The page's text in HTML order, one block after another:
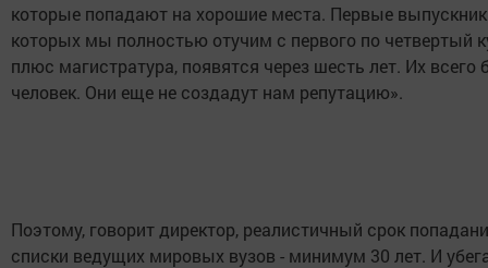
которые попадают на хорошие места. Первые
которых мы полностью отучим с первого по четвертый
плюс магистратура, появятся через шесть лет. Их всего
человек. Они еще не создадут нам репутацию».
Поэтому, говорит директор, реалистичный срок
списки ведущих мировых вузов - минимум 30 лет. И